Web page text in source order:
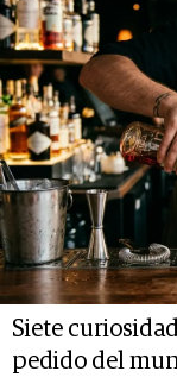
Siete
pedido del